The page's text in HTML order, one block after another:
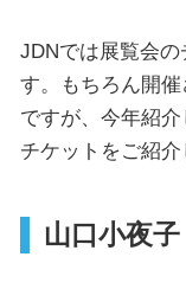
JDNでは展覧会
す。もちろん開
ですが、今年紹
チケットをご紹介
山口小夜